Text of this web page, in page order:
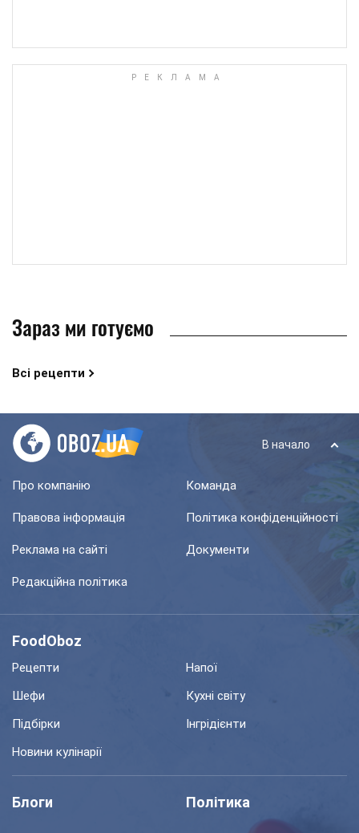
Зараз ми готуємо
Всі рецепти
В начало
Про компанію Команда
Правова інформація Політика конфіденційності
Реклама на сайті Документи
Редакційна політика
FoodOboz
Рецепти
Напої
Шефи
Кухні світу
Підбірки
Інгрідієнти
Новини кулінарії
Блоги Політика